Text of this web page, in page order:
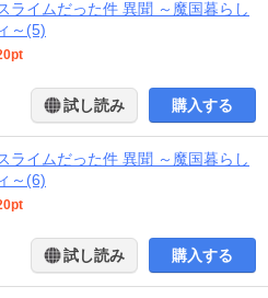
ライムだった件 異聞 ～魔国暮らし
～(5)
試し読み 購入する
ライムだった件 異聞 ～魔国暮らし
～(6)
試し読み 購入する